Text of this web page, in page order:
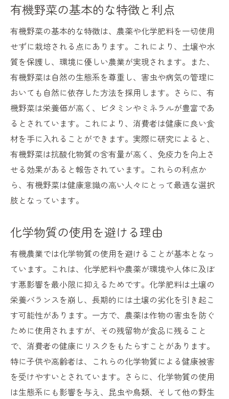
有機認証ラベルをチェックする方法
地元産の有機野菜を選ぶメリット
産地による有機野菜の違いと選び方
有機野菜の産地表示を理解する
有機野菜の健康効果免疫力アップと抗酸化作用
有機野菜の抗酸化作用とその効果
免疫力を高める有機野菜の成分
有機野菜がもたらすデトックス効果
腸内環境を整える有機野菜の力
有機野菜で体内の酸化ストレスを軽減
有機野菜を使った健康レシピの紹介
コスモライフ株式会社が提案する最適な有機野
新鮮で美味しい有機野菜の選び方
有機野菜の保存方法と鮮度を保つコツ
季節ごとの有機野菜の選び方
有機野菜の見分け方と品質の確認方法
有機野菜を使った簡単レシピ提案
コスモライフ株式会社のおすすめ有機野菜
無農薬・無化学肥料の有機野菜で健康的な食生
活を実現
無農薬栽培の重要性とその効果
無化学肥料で育った野菜の栄養価
有機野菜の基本的な特徴と利点
有機野菜の基本的な特徴は、農薬や化学肥料を一切使用
せずに栽培される点にあります。これにより、土壌や水
質を保護し、環境に優しい農業が実現されます。また、
有機野菜は自然の生態系を尊重し、害虫や病気の管理に
おいても自然に依存した方法を採用します。さらに、有
機野菜は栄養価が高く、ビタミンやミネラルが豊富であ
るとされています。これにより、消費者は健康に良い食
材を手に入れることができます。実際に研究によると、
有機野菜は抗酸化物質の含有量が高く、免疫力を向上さ
せる効果があると報告されています。これらの利点か
ら、有機野菜は健康意識の高い人々にとって最適な選択
肢となっています。
化学物質の使用を避ける理由
有機農業では化学物質の使用を避けることが基本となっ
ています。これは、化学肥料や農薬が環境や人体に及ぼ
す悪影響を最小限に抑えるためです。化学肥料は土壌の
栄養バランスを崩し、長期的には土壌の劣化を引き起こ
す可能性があります。一方で、農薬は作物の害虫を防ぐ
ために使用されますが、その残留物が食品に残ること
で、消費者の健康にリスクをもたらすことがあります。
特に子供や高齢者は、これらの化学物質による健康被害
を受けやすいとされています。さらに、化学物質の使用
は生態系にも影響を与え、昆虫や鳥類、そして他の野生